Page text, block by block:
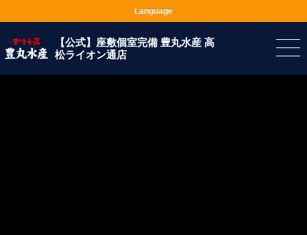
【公式】座敷個室完備 豊丸水産 高
松ライオン通店
Language